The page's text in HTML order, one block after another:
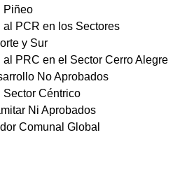
Piñeo
al PCR en los Sectores
y Sur
al PRC en el Sector Cerro Alegre
No Aprobados
Sector Céntrico
Ni Aprobados
Comunal Global